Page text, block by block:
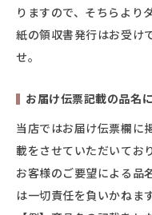
りますので、そちらより
紙の領収書発行はお受け
せ。
お届け伝票記載の品名
当店ではお届け伝票欄に
載をさせていただいてお
お客様のご要望による品
は一切責任を負いかねま